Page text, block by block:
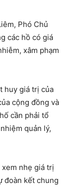
Phó Chủ
các hồ có giá
xâm phạm
huy giá trị của
cộng đồng và
cần phải tổ
quản lý,
nhẹ giá trị
đoàn kết chung